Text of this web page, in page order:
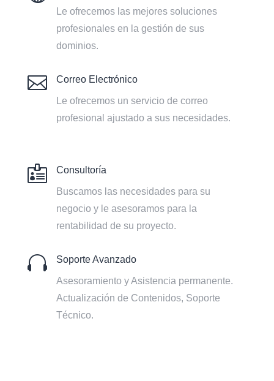
Le ofrecemos las mejores soluciones
profesionales en la gestión de sus
dominios.
 Correo Electrónico
Le ofrecemos un servicio de correo
profesional ajustado a sus necesidades.
 Consultoría
Buscamos las necesidades para su
negocio y le asesoramos para la
rentabilidad de su proyecto.
 Soporte Avanzado
Asesoramiento y Asistencia permanente.
Actualización de Contenidos, Soporte
Técnico.